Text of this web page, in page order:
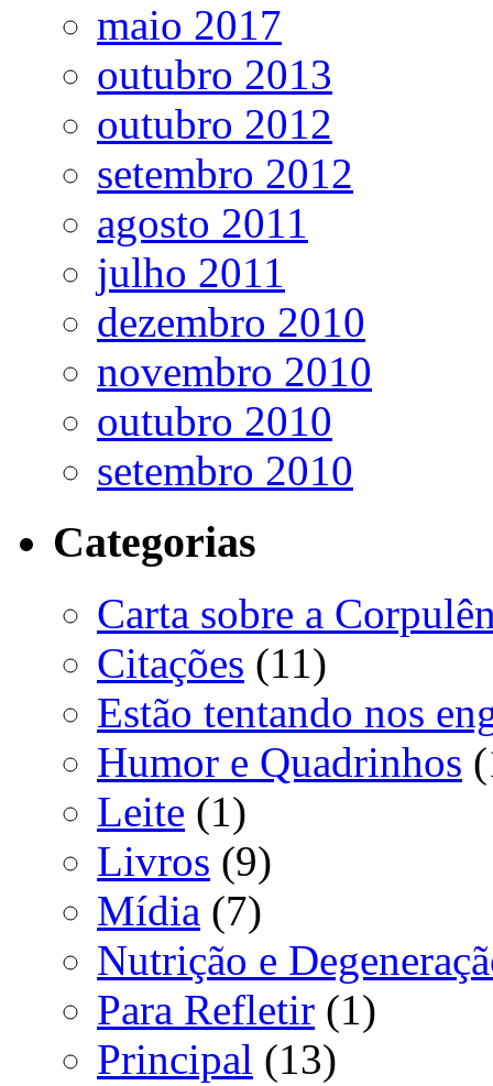
maio 2017
outubro 2013
outubro 2012
setembro 2012
agosto 2011
julho 2011
dezembro 2010
novembro 2010
outubro 2010
setembro 2010
Categorias
Carta sobre a
Citações (11)
Estão tentando nos
Humor e Quadrinhos
Leite (1)
Livros (9)
Mídia (7)
Nutrição e
Para Refletir (1)
Principal (13)